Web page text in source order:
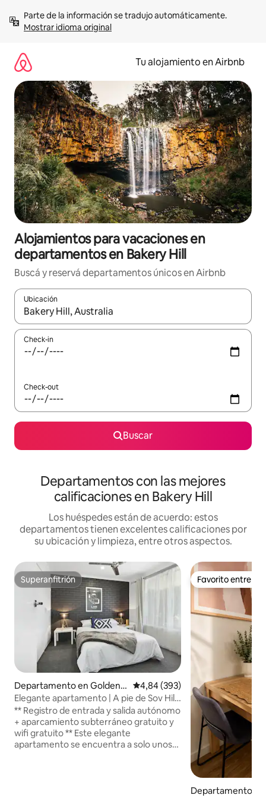
contenidoMostrar idioma original
Tu alojamiento en Airbnb
Alojamientos para vacaciones en
departamentos en Bakery Hill
Buscá y reservá departamentos únicos en Airbnb
Ubicación
Cuando los resultados estén disponibles, navegá con las
Check-in
Check-out
Buscar
Departamentos con las mejores
calificaciones en Bakery Hill
Los huéspedes están de acuerdo: estos
departamentos tienen excelentes calificaciones por
su ubicación y limpieza, entre otros aspectos.
Superanfitrión
Superanfitrión
Departamento en Golden P
oint
Calificación promedio: 4,84 de
4,84 (393)
Elegante apartamento | A pie de Sov Hill
y cafeterías | Aparcamiento
** Registro de entrada y salida autónomo
+ aparcamiento subterráneo gratuito y
wifi gratuito ** Este elegante
apartamento se encuentra a solo unos
Favorito entre
Favorito entre
Departamento en